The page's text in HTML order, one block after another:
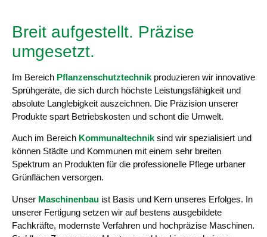
Breit aufgestellt. Präzise
umgesetzt.
Im Bereich Pflanzenschutztechnik produzieren wir innovative
Sprühgeräte, die sich durch höchste Leistungsfähigkeit und
absolute Langlebigkeit auszeichnen. Die Präzision unserer
Produkte spart Betriebskosten und schont die Umwelt.
Auch im Bereich Kommunaltechnik sind wir spezialisiert und
können Städte und Kommunen mit einem sehr breiten
Spektrum an Produkten für die professionelle Pflege urbaner
Grünflächen versorgen.
Unser Maschinenbau ist Basis und Kern unseres Erfolges. In
unserer Fertigung setzen wir auf bestens ausgebildete
Fachkräfte, modernste Verfahren und hochpräzise Maschinen.